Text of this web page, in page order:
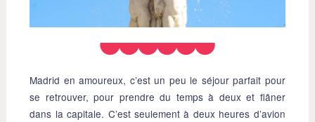
Madrid en amoureux, c’est un peu le séjour parfait pour
se retrouver, pour prendre du temps à deux et flâner
dans la capitale. C’est seulement à deux heures d’avion